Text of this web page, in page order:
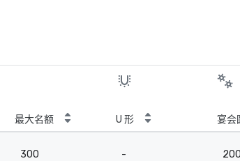
最大名额 U 形 宴会
300 - 200